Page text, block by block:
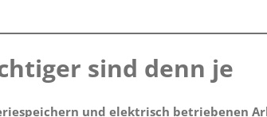
sind denn je
und elektrisch betriebenen